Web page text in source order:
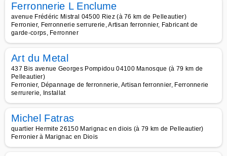
Ferronnerie L Enclume
avenue Frédéric Mistral 04500 Riez (à 76 km de Pelleautier)
Ferronier, Ferronnerie serrurerie, Artisan ferronnier, Fabricant de
garde-corps, Ferronner
Art du Metal
437 Bis avenue Georges Pompidou 04100 Manosque (à 79 km de
Pelleautier)
Ferronier, Dépannage de ferronnerie, Artisan ferronnier, Ferronnerie
serrurerie, Installat
Michel Fatras
quartier Hermite 26150 Marignac en diois (à 79 km de Pelleautier)
Ferronier à Marignac en Diois